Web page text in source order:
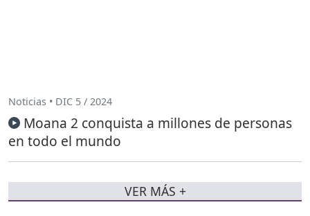
Noticias • DIC 5 / 2024
Moana 2 conquista a millones de personas
en todo el mundo
VER MÁS +